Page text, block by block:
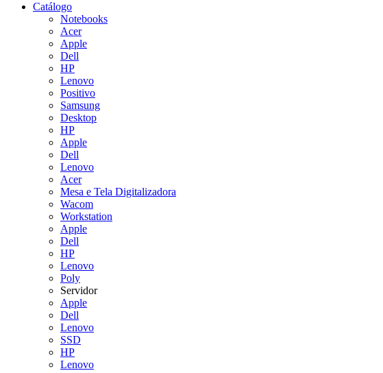
Catálogo
Notebooks
Acer
Apple
Dell
HP
Lenovo
Positivo
Samsung
Desktop
HP
Apple
Dell
Lenovo
Acer
Mesa e Tela Digitalizadora​
Wacom
Workstation
Apple
Dell
HP
Lenovo
Poly
Servidor
Apple
Dell
Lenovo
SSD
HP
Lenovo